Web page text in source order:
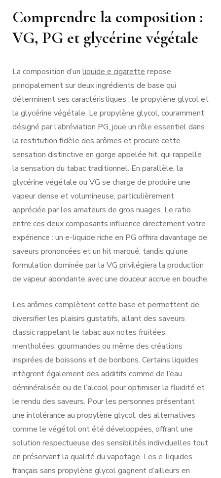
Comprendre la composition :
VG, PG et glycérine végétale
La composition d’un liquide e cigarette repose
principalement sur deux ingrédients de base qui
déterminent ses caractéristiques : le propylène glycol et
la glycérine végétale. Le propylène glycol, couramment
désigné par l’abréviation PG, joue un rôle essentiel dans
la restitution fidèle des arômes et procure cette
sensation distinctive en gorge appelée hit, qui rappelle
la sensation du tabac traditionnel. En parallèle, la
glycérine végétale ou VG se charge de produire une
vapeur dense et volumineuse, particulièrement
appréciée par les amateurs de gros nuages. Le ratio
entre ces deux composants influence directement votre
expérience : un e-liquide riche en PG offrira davantage de
saveurs prononcées et un hit marqué, tandis qu’une
formulation dominée par la VG privilégiera la production
de vapeur abondante avec une douceur accrue en bouche.
Les arômes complètent cette base et permettent de
diversifier les plaisirs gustatifs, allant des saveurs
classic rappelant le tabac aux notes fruitées,
mentholées, gourmandes ou même des créations
inspirées de boissons et de bonbons. Certains liquides
intègrent également des additifs comme de l’eau
déminéralisée ou de l’alcool pour optimiser la fluidité et
le rendu des saveurs. Pour les personnes présentant
une intolérance au propylène glycol, des alternatives
comme le végétol ont été développées, offrant une
solution respectueuse des sensibilités individuelles tout
en préservant la qualité du vapotage. Les e-liquides
français sans propylène glycol gagnent d’ailleurs en